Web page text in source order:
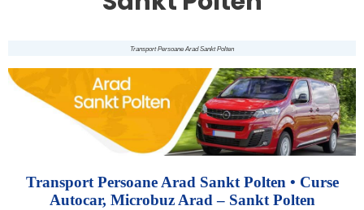
Transport Persoane Arad Sankt Polten
Transport Persoane Arad Sankt Polten • Curse
Autocar, Microbuz Arad – Sankt Polten